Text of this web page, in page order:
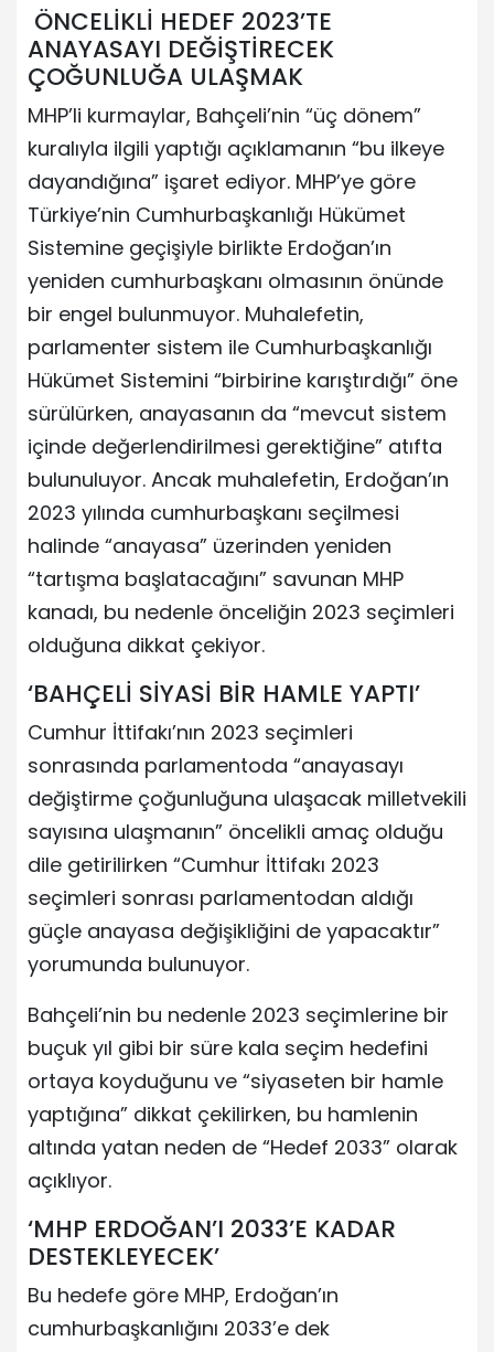
ÖNCELİKLİ HEDEF 2023’TE
ANAYASAYI DEĞİŞTİRECEK
ÇOĞUNLUĞA ULAŞMAK
MHP’li kurmaylar, Bahçeli’nin “üç dönem”
kuralıyla ilgili yaptığı açıklamanın “bu ilkeye
dayandığına” işaret ediyor. MHP’ye göre
Türkiye’nin Cumhurbaşkanlığı Hükümet
Sistemine geçişiyle birlikte Erdoğan’ın
yeniden cumhurbaşkanı olmasının önünde
bir engel bulunmuyor. Muhalefetin,
parlamenter sistem ile Cumhurbaşkanlığı
Hükümet Sistemini “birbirine karıştırdığı” öne
sürülürken, anayasanın da “mevcut sistem
içinde değerlendirilmesi gerektiğine” atıfta
bulunuluyor. Ancak muhalefetin, Erdoğan’ın
2023 yılında cumhurbaşkanı seçilmesi
halinde “anayasa” üzerinden yeniden
“tartışma başlatacağını” savunan MHP
kanadı, bu nedenle önceliğin 2023 seçimleri
olduğuna dikkat çekiyor.
‘BAHÇELİ SİYASİ BİR HAMLE YAPTI’
Cumhur İttifakı’nın 2023 seçimleri
sonrasında parlamentoda “anayasayı
değiştirme çoğunluğuna ulaşacak milletvekili
sayısına ulaşmanın” öncelikli amaç olduğu
dile getirilirken “Cumhur İttifakı 2023
seçimleri sonrası parlamentodan aldığı
güçle anayasa değişikliğini de yapacaktır”
yorumunda bulunuyor.
Bahçeli’nin bu nedenle 2023 seçimlerine bir
buçuk yıl gibi bir süre kala seçim hedefini
ortaya koyduğunu ve “siyaseten bir hamle
yaptığına” dikkat çekilirken, bu hamlenin
altında yatan neden de “Hedef 2033” olarak
açıklıyor.
‘MHP ERDOĞAN’I 2033’E KADAR
DESTEKLEYECEK’
Bu hedefe göre MHP, Erdoğan’ın
cumhurbaşkanlığını 2033’e dek